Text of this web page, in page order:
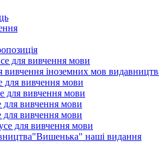
для вивчення мови
вивчення іноземних мов
для вивчення мови
для вивчення мови
для вивчення мови
для вивчення мови
для вивчення мови
наші видання